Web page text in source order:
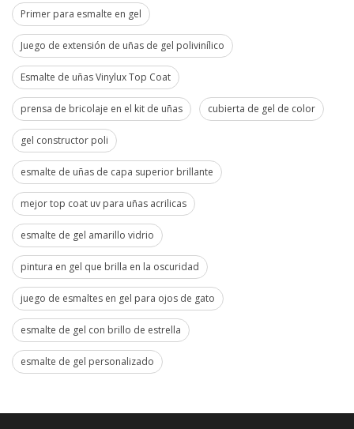
Primer para esmalte en gel
Juego de extensión de uñas de gel polivinílico
Esmalte de uñas Vinylux Top Coat
prensa de bricolaje en el kit de uñas cubierta de gel de color
gel constructor poli
esmalte de uñas de capa superior brillante
mejor top coat uv para uñas acrilicas
esmalte de gel amarillo vidrio
pintura en gel que brilla en la oscuridad
juego de esmaltes en gel para ojos de gato
esmalte de gel con brillo de estrella
esmalte de gel personalizado